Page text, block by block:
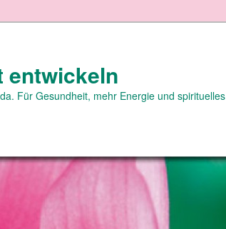
entwickeln
Für Gesundheit, mehr Energie und spirituelles